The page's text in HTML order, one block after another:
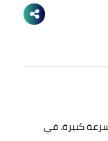
كبيرة. في